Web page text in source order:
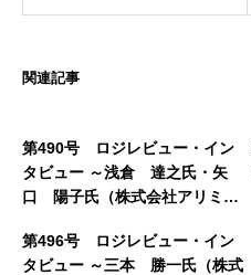
関連記事
第490号 ロジレビュー・イン
タビュー ～浅倉 達之氏・矢
口 陽子氏（株式会社アリミ
第496号 ロジレビュー・イン
タビュー ～三本 勝一氏（株式